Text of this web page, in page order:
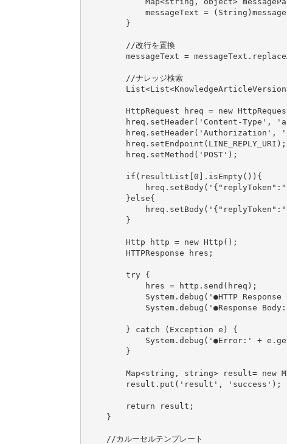
messageText =
        }
        //改行を置換
messageText =
        //ナレッジ検索
HttpRequest hreq = new
hreq.setHeader('Content-Type',
hreq.setHeader('Authorization',
        hreq.setEndpoint(LINE_REPLY_URI);
        hreq.setMethod('POST');
        if(resultList[0].isEmpty()){
        }else{
        }
        Http http = new Http();
        HTTPResponse hres;
        try {
            hres = http.send(hreq);
System.debug('●HTTP Response
System.debug('●Response
        } catch (Exception e) {
        }
Map<string, string> result= new
result.put('result',
        return result;
    }
    //カルーセルテンプレート